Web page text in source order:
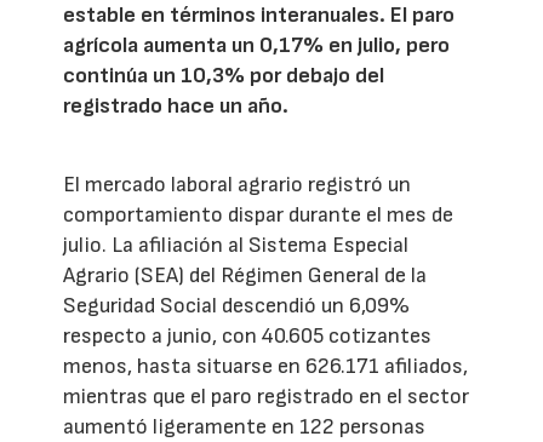
estable en términos interanuales. El paro
agrícola aumenta un 0,17% en julio, pero
continúa un 10,3% por debajo del
registrado hace un año.
El mercado laboral agrario registró un
comportamiento dispar durante el mes de
julio. La afiliación al Sistema Especial
Agrario (SEA) del Régimen General de la
Seguridad Social descendió un 6,09%
respecto a junio, con 40.605 cotizantes
menos, hasta situarse en 626.171 afiliados,
mientras que el paro registrado en el sector
aumentó ligeramente en 122 personas